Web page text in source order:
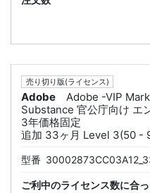
売り切り版(ライセンス)
Adobe
Adobe -VIP
Substance 官公庁向け エ
3年価格固定
追加 33ヶ月 Level 3(50 -
型番
ご利中のライセンス数に合